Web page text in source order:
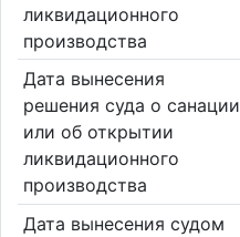
ликвидационного
производства
Дата вынесения
решения суда о санации
или об открытии
ликвидационного
производства
Дата вынесения судом